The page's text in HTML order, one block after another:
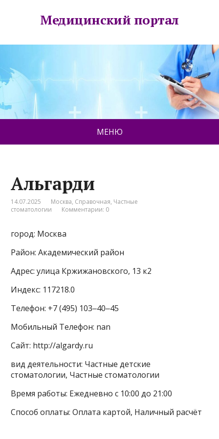
Медицинский портал
МЕНЮ
Альгарди
14.07.2025 Москва, Справочная, Частные
стоматологии
Комментарии: 0
город: Москва
Район: Академический район
Адрес: улица Кржижановского, 13 к2
Индекс: 117218.0
Телефон: +7 (495) 103‒40‒45
Мобильный Телефон: nan
Сайт: http://algardy.ru
вид деятельности: Частные детские
стоматологии, Частные стоматологии
Время работы: Ежедневно с 10:00 до 21:00
Способ оплаты: Оплата картой, Наличный расчёт